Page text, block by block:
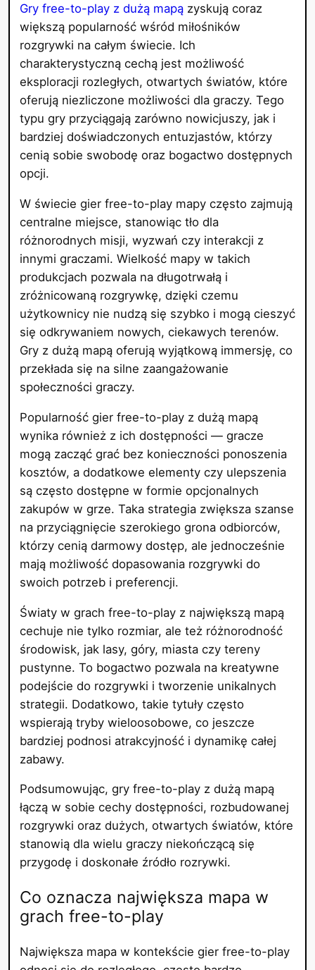
Gry free-to-play z dużą mapązyskują coraz
większą popularność wśród miłośników
rozgrywki na całym świecie. Ich
charakterystyczną cechą jest możliwość
eksploracji rozległych, otwartych światów, które
oferują niezliczone możliwości dla graczy. Tego
typu gry przyciągają zarówno nowicjuszy, jak i
bardziej doświadczonych entuzjastów, którzy
cenią sobie swobodę oraz bogactwo dostępnych
opcji.
W świecie gier free-to-play mapy często zajmują
centralne miejsce, stanowiąc tło dla
różnorodnych misji, wyzwań czy interakcji z
innymi graczami. Wielkość mapy w takich
produkcjach pozwala na długotrwałą i
zróżnicowaną rozgrywkę, dzięki czemu
użytkownicy nie nudzą się szybko i mogą cieszyć
się odkrywaniem nowych, ciekawych terenów.
Gry z dużą mapą oferują wyjątkową immersję, co
przekłada się na silne zaangażowanie
społeczności graczy.
Popularność gier free-to-play z dużą mapą
wynika również z ich dostępności — gracze
mogą zacząć grać bez konieczności ponoszenia
kosztów, a dodatkowe elementy czy ulepszenia
są często dostępne w formie opcjonalnych
zakupów w grze. Taka strategia zwiększa szanse
na przyciągnięcie szerokiego grona odbiorców,
którzy cenią darmowy dostęp, ale jednocześnie
mają możliwość dopasowania rozgrywki do
swoich potrzeb i preferencji.
Światy w grach free-to-play z największą mapą
cechuje nie tylko rozmiar, ale też różnorodność
środowisk, jak lasy, góry, miasta czy tereny
pustynne. To bogactwo pozwala na kreatywne
podejście do rozgrywki i tworzenie unikalnych
strategii. Dodatkowo, takie tytuły często
wspierają tryby wieloosobowe, co jeszcze
bardziej podnosi atrakcyjność i dynamikę całej
zabawy.
Podsumowując, gry free-to-play z dużą mapą
łączą w sobie cechy dostępności, rozbudowanej
rozgrywki oraz dużych, otwartych światów, które
stanowią dla wielu graczy niekończącą się
przygodę i doskonałe źródło rozrywki.
Co oznacza największa mapa w
grach free-to-play
Największa mapa w kontekście gier free-to-play